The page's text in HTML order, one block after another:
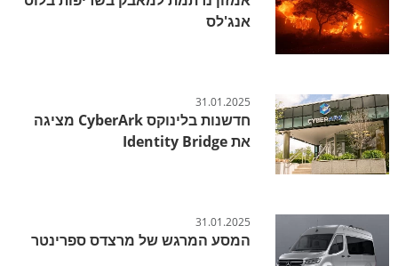
אנג'לס
31.01.2025
חדשנות בלינוקס CyberArk מציגה
את Identity Bridge
31.01.2025
המסע המרגש של מרצדס ספרינטר